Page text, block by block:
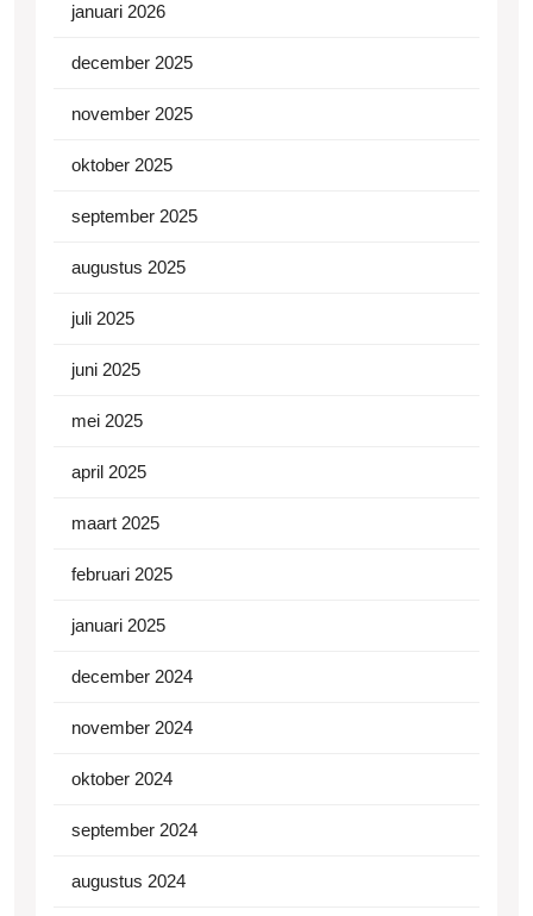
januari 2026
december 2025
november 2025
oktober 2025
september 2025
augustus 2025
juli 2025
juni 2025
mei 2025
april 2025
maart 2025
februari 2025
januari 2025
december 2024
november 2024
oktober 2024
september 2024
augustus 2024